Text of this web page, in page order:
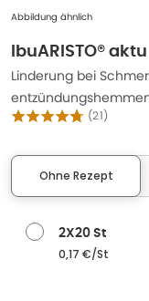
Abbildung ähnlich
IbuARISTO®
Linderung bei
(21)
Ohne Rezept
2X20 St
0,17 €/St